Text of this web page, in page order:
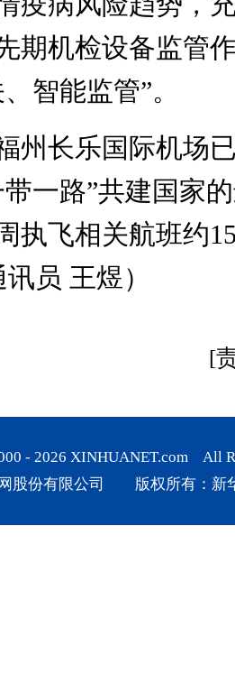
期机检设备监管
智能监管”。
长乐国际机场已
一路”共建国家
执飞相关航班约
员 王煜）
[
- 2026 XINHUANET.com All
股份有限公司 版权所有：新